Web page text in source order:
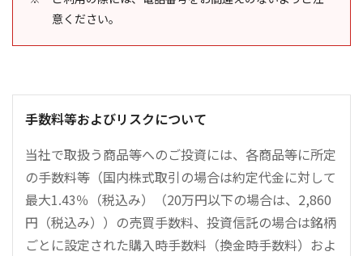
意ください。
手数料等およびリスクについて
当社で取扱う商品等へのご投資には、各商品等に所定
の手数料等（国内株式取引の場合は約定代金に対して
最大1.43％（税込み）（20万円以下の場合は、2,860
円（税込み））の売買手数料、投資信託の場合は銘柄
ごとに設定された購入時手数料（換金時手数料）およ